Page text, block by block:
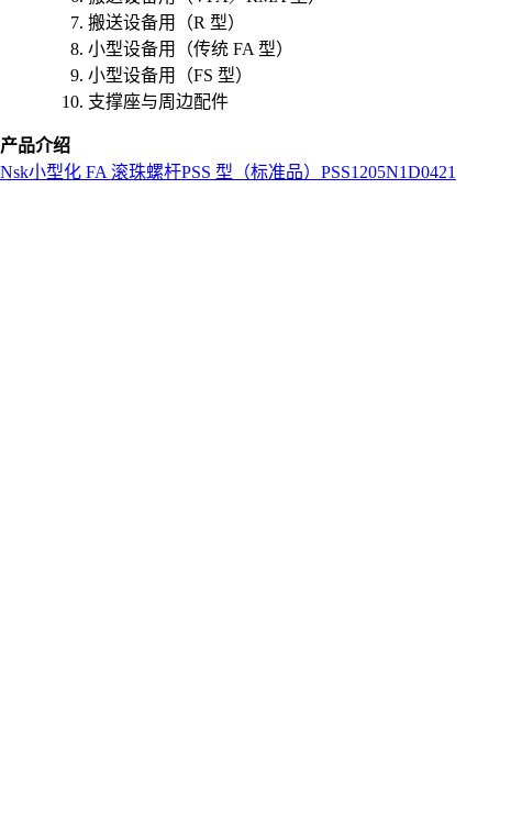
搬送设备用（R 型）
小型设备用（传统 FA 型）
小型设备用（FS 型）
支撑座与周边配件
产品介绍
Nsk小型化 FA 滚珠螺杆PSS 型（标准品） PSS1205N1D0421